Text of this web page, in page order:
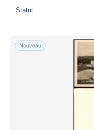
Statut
Nouveau